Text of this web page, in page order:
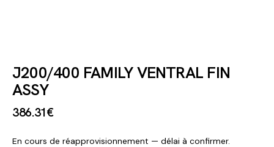
J200/400 FAMILY VENTRAL FIN
ASSY
386.31€
En cours de réapprovisionnement — délai à confirmer.